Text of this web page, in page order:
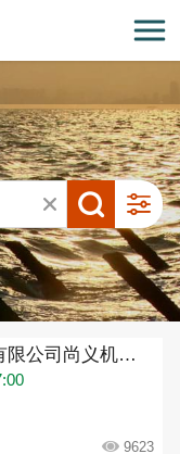
开
金门酒厂实业股份有限公司尚义机场展售处
9623